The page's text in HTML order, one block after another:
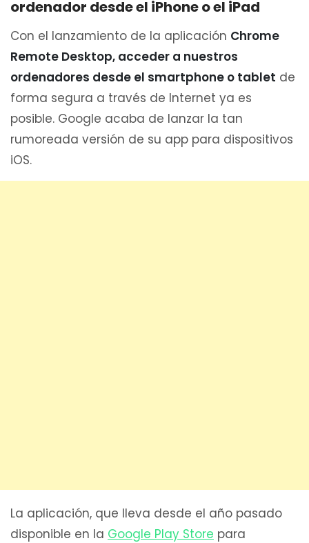
ordenador desde el iPhone o el iPad
Con el lanzamiento de la aplicación Chrome
Remote Desktop, acceder a nuestros
ordenadores desde el smartphone o tablet de
forma segura a través de Internet ya es
posible. Google acaba de lanzar la tan
rumoreada versión de su app para dispositivos
iOS.
La aplicación, que lleva desde el año pasado
disponible en la Google Play Store para